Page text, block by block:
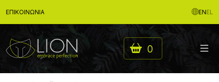
ΕΠΙΚΟΙΝΩΝΊΑ ENEL
0